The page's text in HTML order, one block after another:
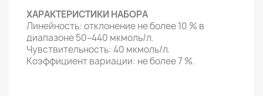
ХАРАКТЕРИСТИКИ НАБОРА
Линейность: отклонение не более 10 % в
диапазоне 50–440 мкмоль/л.
Чувствительность: 40 мкмоль/л.
Коэффициент вариации: не более 7 %.